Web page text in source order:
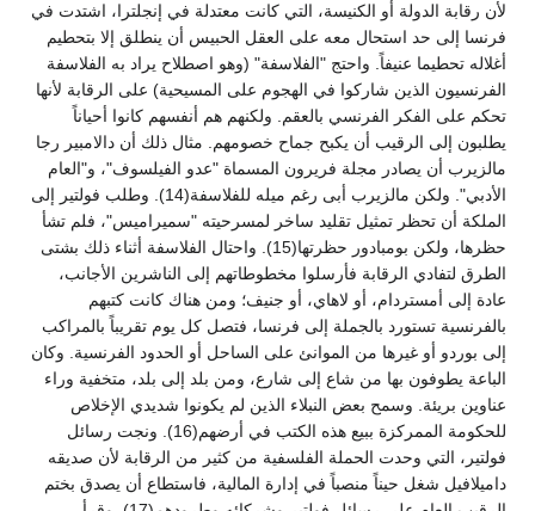
لأن رقابة الدولة أو الكنيسة، التي كانت معتدلة في إنجلترا، اشتدت في
فرنسا إلى حد استحال معه على العقل الحبيس أن ينطلق إلا بتحطيم
أغلاله تحطيما عنيفاً. واحتج "الفلاسفة" (وهو اصطلاح يراد به الفلاسفة
الفرنسيون الذين شاركوا في الهجوم على المسيحية) على الرقابة لأنها
تحكم على الفكر الفرنسي بالعقم. ولكنهم هم أنفسهم كانوا أحياناً
يطلبون إلى الرقيب أن يكبح جماح خصومهم. مثال ذلك أن دالامبير رجا
مالزيرب أن يصادر مجلة فريرون المسماة "عدو الفيلسوف"، و"العام
الأدبي". ولكن مالزيرب أبى رغم ميله للفلاسفة(14). وطلب فولتير إلى
الملكة أن تحظر تمثيل تقليد ساخر لمسرحيته "سميراميس"، فلم تشأ
حظرها، ولكن بومبادور حظرتها(15). واحتال الفلاسفة أثناء ذلك بشتى
الطرق لتفادي الرقابة فأرسلوا مخطوطاتهم إلى الناشرين الأجانب،
عادة إلى أمستردام، أو لاهاي، أو جنيف؛ ومن هناك كانت كتبهم
بالفرنسية تستورد بالجملة إلى فرنسا، فتصل كل يوم تقريباً بالمراكب
إلى بوردو أو غيرها من الموانئ على الساحل أو الحدود الفرنسية. وكان
الباعة يطوفون بها من شاع إلى شارع، ومن بلد إلى بلد، متخفية وراء
عناوين بريئة. وسمح بعض النبلاء الذين لم يكونوا شديدي الإخلاص
للحكومة الممركزة ببيع هذه الكتب في أرضهم(16). ونجت رسائل
فولتير، التي وحدت الحملة الفلسفية من كثير من الرقابة لأن صديقه
داميلافيل شغل حيناً منصباً في إدارة المالية، فاستطاع أن يصدق بختم